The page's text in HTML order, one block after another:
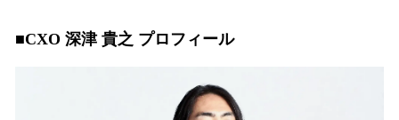
■CXO 深津 貴之 プロフィール